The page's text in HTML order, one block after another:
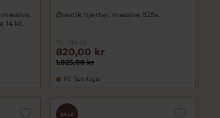
14 kt.
Ørestik hjerter, massive 925s.
761-010-05
1.025,00 kr
820,00 kr
På fjernlager
SALE